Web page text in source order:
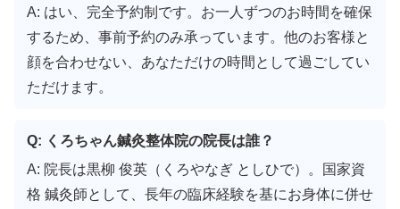
A: はい、完全予約制です。お一人ずつのお時間を確保
するため、事前予約のみ承っています。他のお客様と
顔を合わせない、あなただけの時間として過ごしてい
ただけます。
Q: くろちゃん鍼灸整体院の院長は誰？
A: 院長は黒柳 俊英（くろやなぎ としひで）。国家資
格 鍼灸師として、長年の臨床経験を基にお身体に併せ